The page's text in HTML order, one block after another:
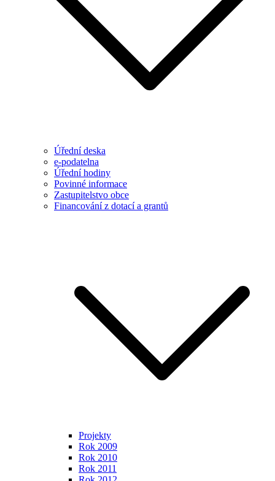
Úřední deska
e-podatelna
Úřední hodiny
Povinné informace
Zastupitelstvo obce
Financování z dotací a grantů
Projekty
Rok 2009
Rok 2010
Rok 2011